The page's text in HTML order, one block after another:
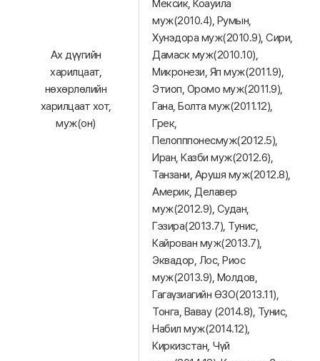
Ах дүүгийн
харилцаат,
нөхөрлөлийн
харилцаат хот,
муж(он)
Мексик, Коауила
муж(2010.4), Румын,
Хунэдора муж(2010.9), Сири,
Дамаск муж(2010.10),
Микронези, Яп муж(2011.9),
Этиоп, Оромо муж(2011.9),
Гана, Болта муж(2011.12),
Грек,
Пелопппонесмуж(2012.5),
Иран, Казби муж(2012.6),
Танзани, Арушя муж(2012.8),
Америк, Делавер
муж(2012.9), Судан,
Гэзира(2013.7), Тунис,
Кайрован муж(2013.7),
Эквадор, Лос, Риос
муж(2013.9), Молдов,
Гагаүзиагийн ӨЗО(2013.11),
Тонга, Вавау (2014.8), Тунис,
Набил муж(2014.12),
Киркизстан, Чүй